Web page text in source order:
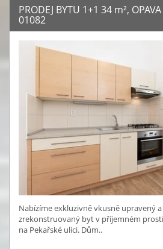
PRODEJ BYTU 1+1 34 m²,
01082
Nabízíme exkluzivně vkusně upravený
zrekonstruovaný byt v příjemném
na Pekařské ulici. Dům..